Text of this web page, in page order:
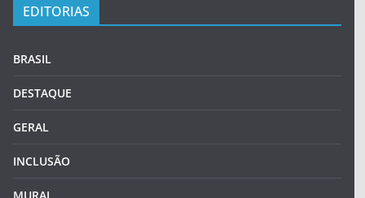
EDITORIAS
BRASIL
DESTAQUE
GERAL
INCLUSÃO
MURAL